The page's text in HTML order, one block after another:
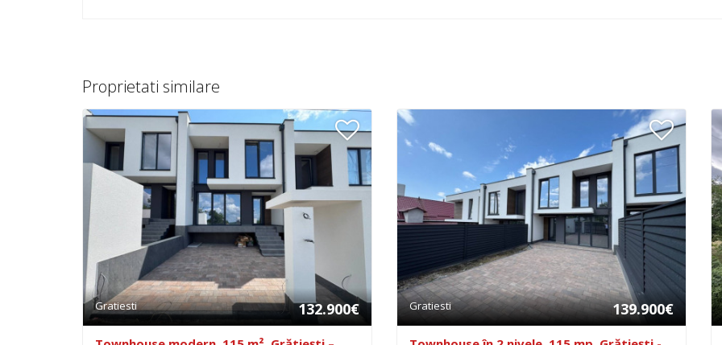
Proprietati similare
Gratiesti 132.900€ Gratiesti 139.900€